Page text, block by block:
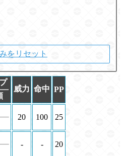
をリセット
威力 命中 PP
20 100 25
- - 20